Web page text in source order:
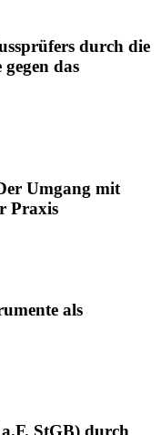
durch die
das
Umgang mit
Praxis
als